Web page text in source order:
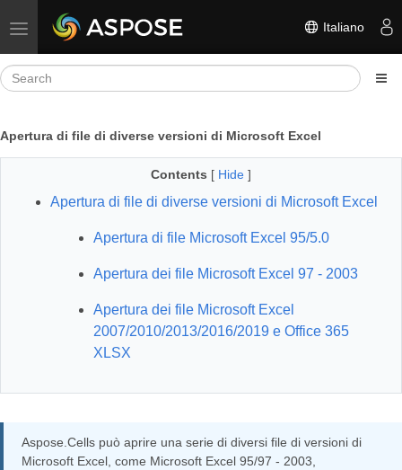
Toggle navigation Italiano
Apertura di file di diverse versioni di Microsoft Excel
Contents [ Hide ]
Apertura di file di diverse versioni di Microsoft Excel
Apertura di file Microsoft Excel 95/5.0
Apertura dei file Microsoft Excel 97 - 2003
Apertura dei file Microsoft Excel
2007/2010/2013/2016/2019 e Office 365
XLSX
Aspose.Cells può aprire una serie di diversi file di versioni di
Microsoft Excel, come Microsoft Excel 95/97 - 2003,